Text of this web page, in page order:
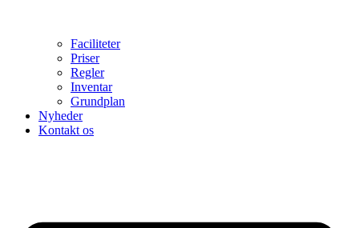
Faciliteter
Priser
Regler
Inventar
Grundplan
Nyheder
Kontakt os